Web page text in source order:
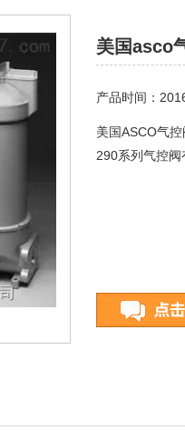
美国asco
产品时间：
美国ASCO气
290系列气控阀